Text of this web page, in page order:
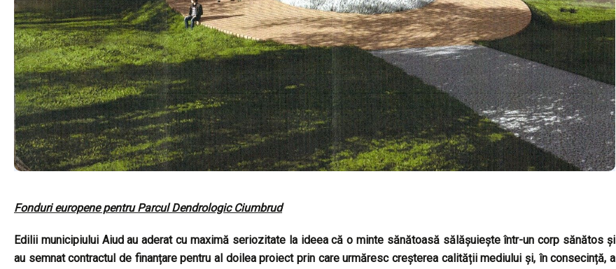
Fonduri europene pentru Parcul Dendrologic Ciumbrud
Edilii municipiului Aiud au aderat cu maximă seriozitate la ideea că o minte sănătoasă sălășuiește într-un corp sănătos și
au semnat contractul de finanțare pentru al doilea proiect prin care urmăresc creșterea calității mediului și, în consecință, a